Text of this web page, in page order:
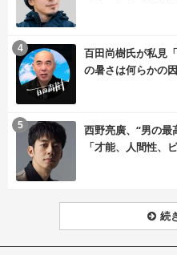
百田尚樹氏が私見
の暑さは何らかの
4
西野亮廣、“男の最
「才能、人間性、
5
続